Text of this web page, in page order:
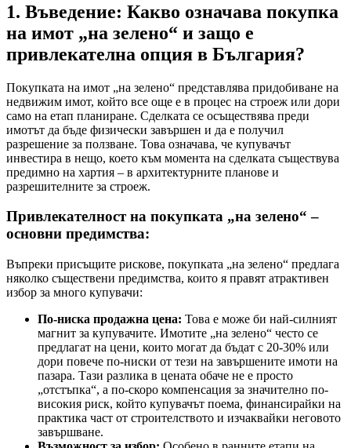
1. Въведение: Какво означава покупка
на имот „на зелено“ и защо е
привлекателна опция в България?
Покупката на имот „на зелено“ представлява придобиване на
недвижим имот, който все още е в процес на строеж или дори
само на етап планиране. Сделката се осъществява преди
имотът да бъде физически завършен и да е получил
разрешение за ползване. Това означава, че купувачът
инвестира в нещо, което към момента на сделката съществува
предимно на хартия – в архитектурните планове и
разрешителните за строеж.
Привлекателност на покупката „на зелено“ –
основни предимства:
Въпреки присъщите рискове, покупката „на зелено“ предлага
няколко съществени предимства, които я правят атрактивен
избор за много купувачи:
По-ниска продажна цена: Това е може би най-силният
магнит за купувачите. Имотите „на зелено“ често се
предлагат на цени, които могат да бъдат с 20-30% или
дори повече по-ниски от тези на завършените имоти на
пазара. Тази разлика в цената обаче не е просто
„отстъпка“, а по-скоро компенсация за значително по-
високия риск, който купувачът поема, финансирайки на
практика част от строителството и изчаквайки неговото
завършване.